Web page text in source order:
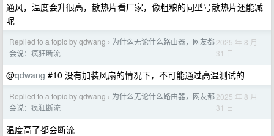
通风，温度会升很高，散热片看厂家，像粗粮的同型号散热片还能减
呢
Replied to a topic by qdwang › 为什么无论什么路由器，网友都
会说：疯狂断流
2025 年 8 月
31 日
@qdwang #10 没有加装风扇的情况下，不可能通过高温测试的
Replied to a topic by qdwang › 为什么无论什么路由器，网友都
会说：疯狂断流
2025 年 8 月
31 日
温度高了都会断流